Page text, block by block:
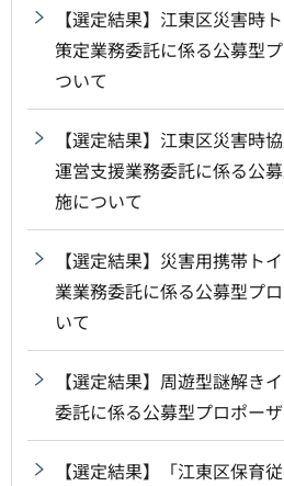
【選定結果】江東区災害時
策定業務委託に係る公募型
ついて
【選定結果】江東区災害時
運営支援業務委託に係る公
施について
【選定結果】災害用携帯ト
業業務委託に係る公募型プ
いて
【選定結果】周遊型謎解き
委託に係る公募型プロポー
【選定結果】「江東区保育